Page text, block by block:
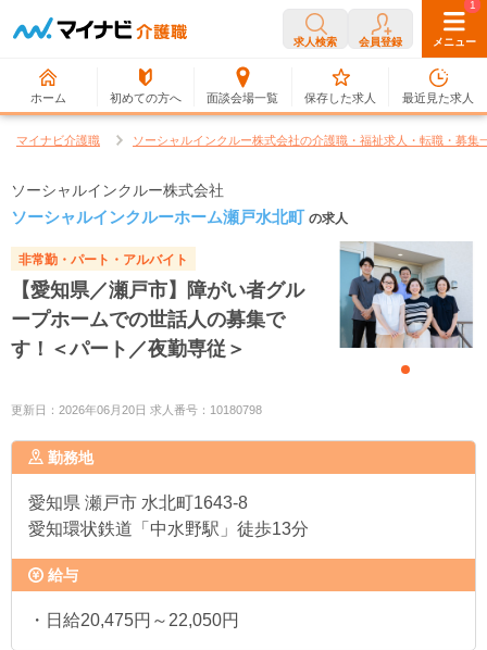
求人検索 会員登録 メニュー
ホーム 初めての方へ 面談会場一覧
0
保存した求人
1
最近見た求人
マイナビ介護職 ソーシャルインクルー株式会社の介護職・福祉求人・転職・募集
ソーシャルインクルー株式会社
ソーシャルインクルーホーム瀬戸水北町 の求人
非常勤・パート・アルバイト
【愛知県／瀬戸市】障がい者グル
ープホームでの世話人の募集で
す！＜パート／夜勤専従＞
更新日：2026年06月20日 求人番号：10180798
勤務地
愛知県 瀬戸市 水北町1643-8
愛知環状鉄道「中水野駅」徒歩13分
給与
・日給20,475円～22,050円